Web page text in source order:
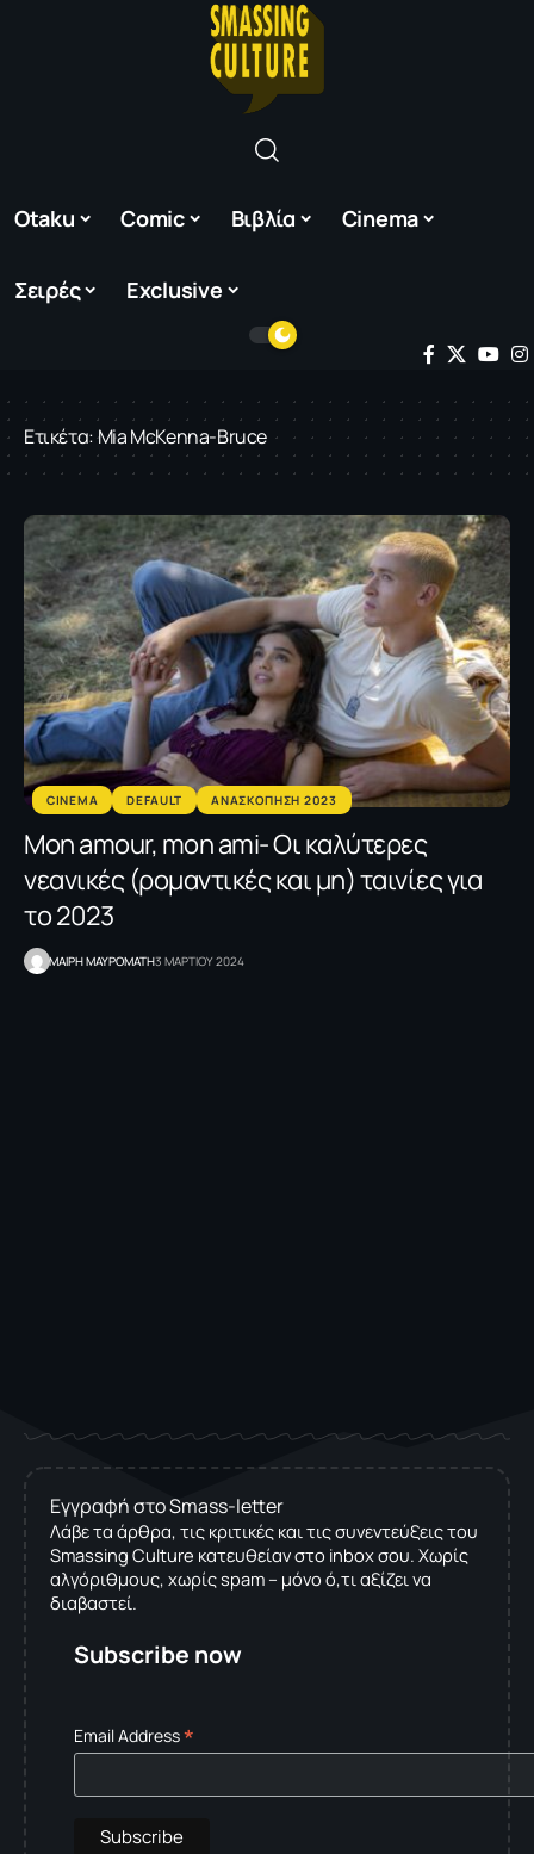
Otaku Comic Βιβλία Cinema
Σειρές Exclusive
Ετικέτα:Mia McKenna-Bruce
CINEMA DEFAULT ΑΝΑΣΚΟΠΗΣΗ 2023
Mon amour, mon ami- Οι καλύτερες
νεανικές (ρομαντικές και μη) ταινίες για
το 2023
MΑΙΡΗ ΜΑΥΡΟΜΑΤΗ3 ΜΑΡΤΙΟΥ 2024
Εγγραφή στο Smass-letter
Λάβε τα άρθρα, τις κριτικές και τις συνεντεύξεις του
Smassing Culture κατευθείαν στο inbox σου. Χωρίς
αλγόριθμους, χωρίς spam – μόνο ό,τι αξίζει να
διαβαστεί.
Subscribe now
Email Address*